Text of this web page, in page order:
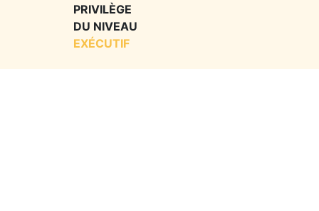
PRIVILÈGE
DU NIVEAU
EXÉCUTIF